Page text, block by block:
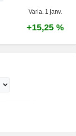
Varia. 1 janv.
+15,25 %